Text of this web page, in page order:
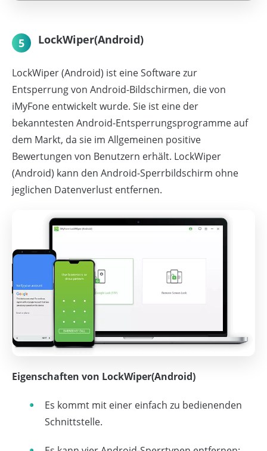
5 LockWiper(Android)
LockWiper (Android) ist eine Software zur
Entsperrung von Android-Bildschirmen, die von
iMyFone entwickelt wurde. Sie ist eine der
bekanntesten Android-Entsperrungsprogramme auf
dem Markt, da sie im Allgemeinen positive
Bewertungen von Benutzern erhält. LockWiper
(Android) kann den Android-Sperrbildschirm ohne
jeglichen Datenverlust entfernen.
Eigenschaften von LockWiper(Android)
Es kommt mit einer einfach zu bedienenden
Schnittstelle.